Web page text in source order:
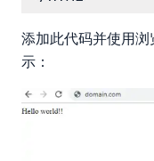
添加此代码并使用
示：